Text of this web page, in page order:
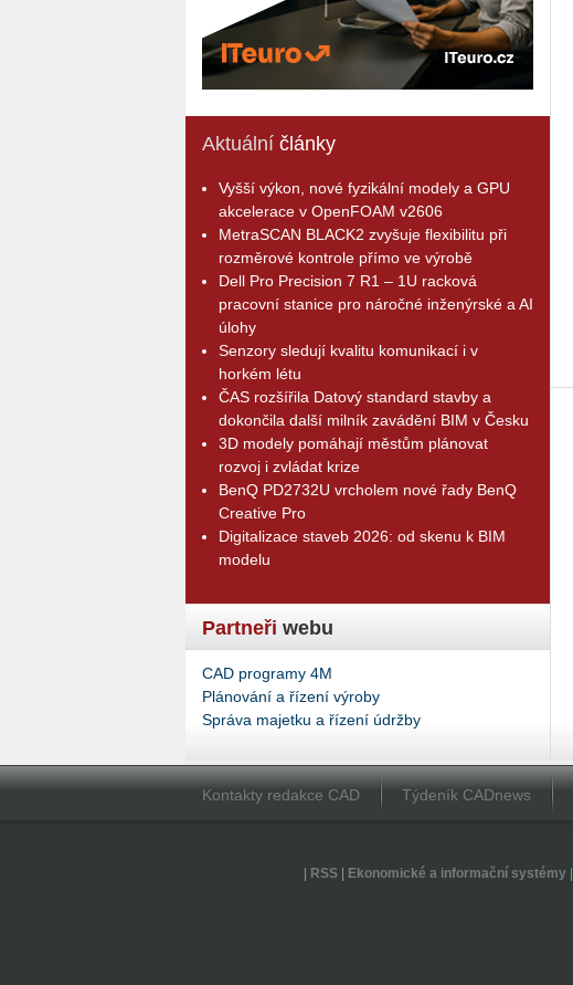
Aktuální články
Vyšší výkon, nové fyzikální modely a GPU
akcelerace v OpenFOAM v2606
MetraSCAN BLACK2 zvyšuje flexibilitu při
rozměrové kontrole přímo ve výrobě
Dell Pro Precision 7 R1 – 1U racková
pracovní stanice pro náročné inženýrské a AI
úlohy
Senzory sledují kvalitu komunikací i v
horkém létu
ČAS rozšířila Datový standard stavby a
dokončila další milník zavádění BIM v Česku
3D modely pomáhají městům plánovat
rozvoj i zvládat krize
BenQ PD2732U vrcholem nové řady BenQ
Creative Pro
Digitalizace staveb 2026: od skenu k BIM
modelu
Partneři webu
CAD programy 4M
Plánování a řízení výroby
Správa majetku a řízení údržby
Kontakty redakce CAD Týdeník CADnews
RSS| Ekonomické a informační systémy|